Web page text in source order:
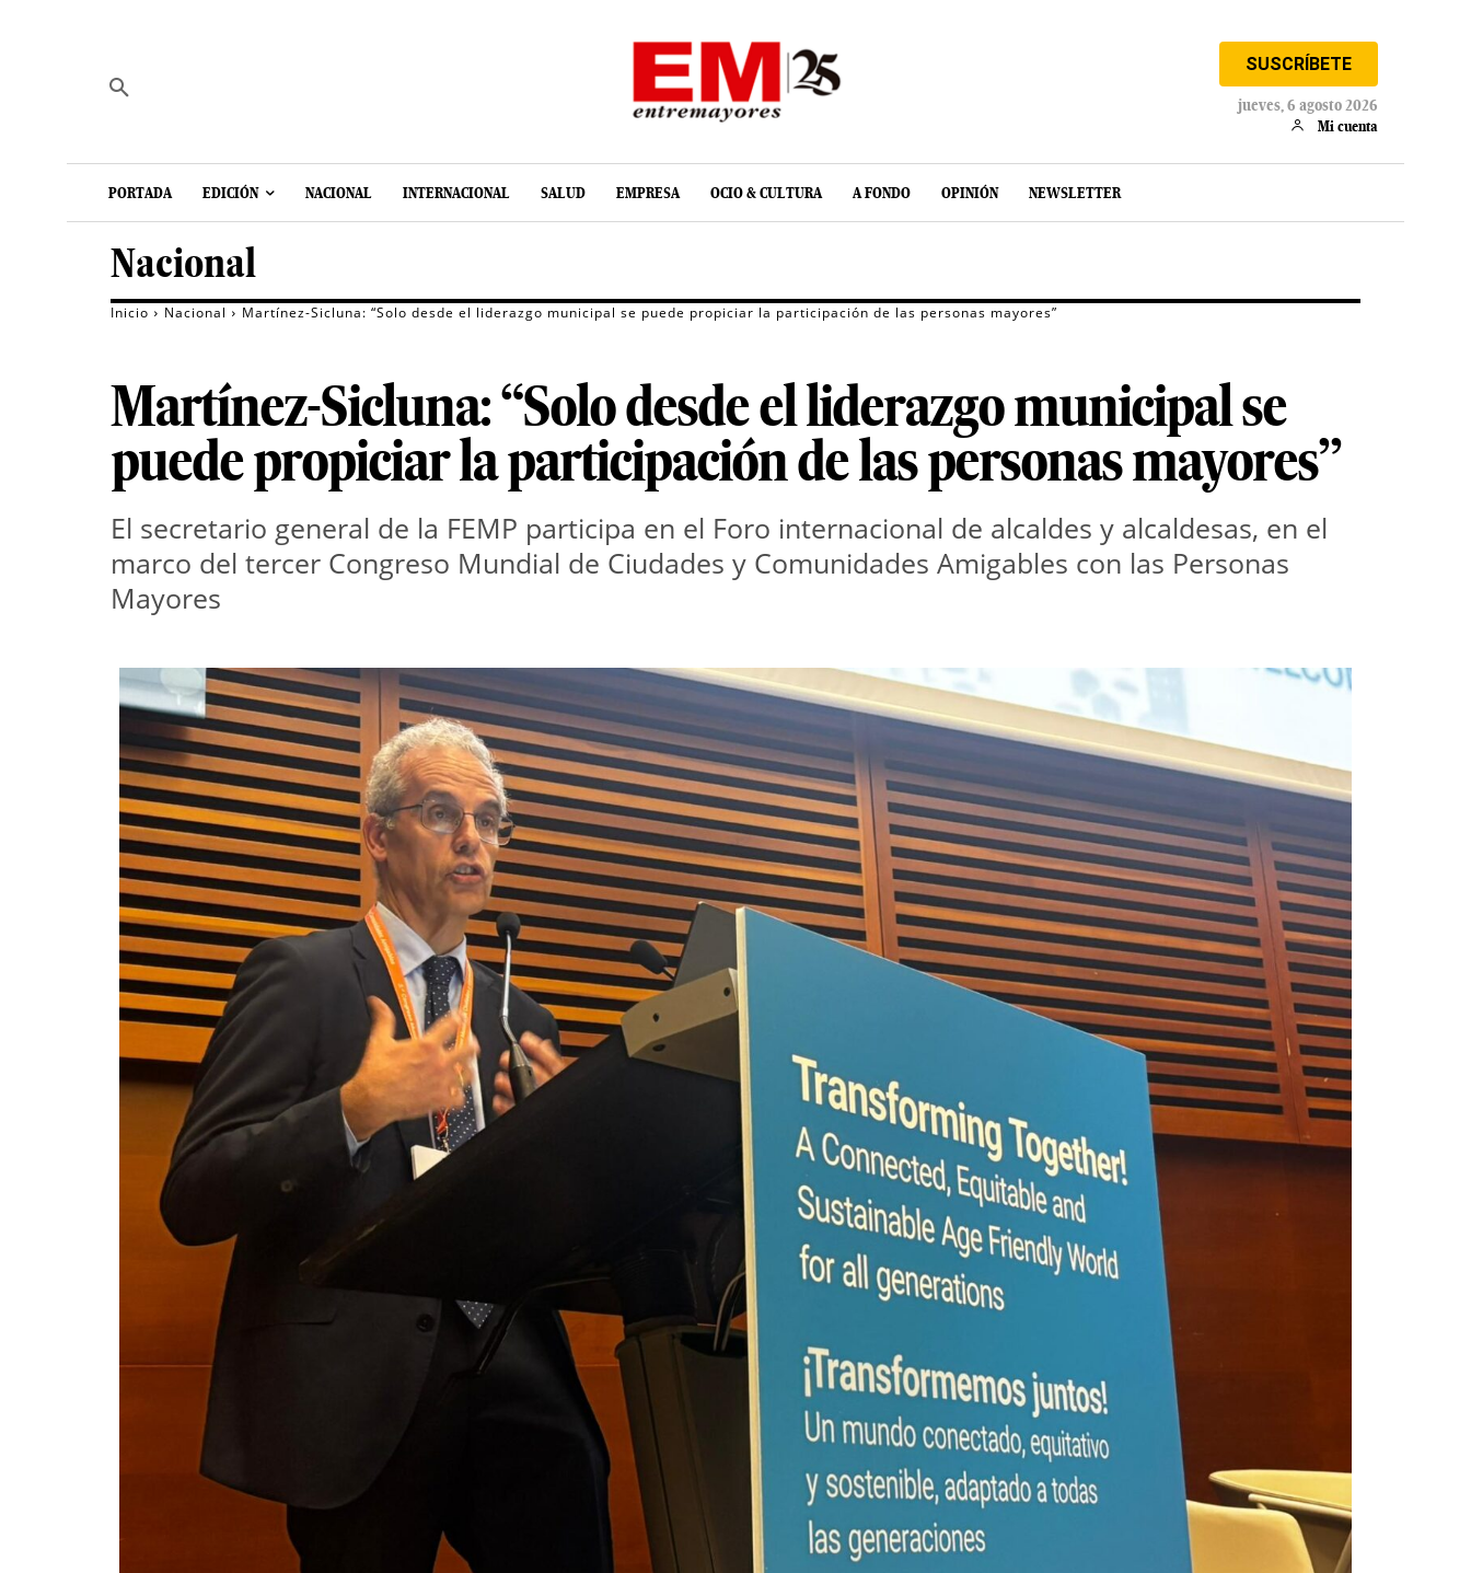
SUSCRÍBETE
jueves, 6 agosto 2026
Mi cuenta
PORTADA EDICIÓN NACIONAL INTERNACIONAL SALUD EMPRESA OCIO & CULTURA A FONDO OPINIÓN NEWSLETTER
Nacional
Inicio Nacional Martínez-Sicluna: “Solo desde el liderazgo municipal se puede propiciar la participación de las personas mayores”
Martínez-Sicluna: “Solo desde el liderazgo municipal se
puede propiciar la participación de las personas mayores”
El secretario general de la FEMP participa en el Foro internacional de alcaldes y alcaldesas, en el
marco del tercer Congreso Mundial de Ciudades y Comunidades Amigables con las Personas